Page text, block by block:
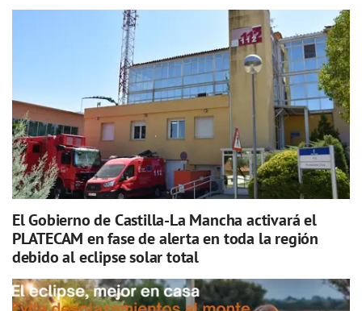
El Gobierno de Castilla-La Mancha activará el
PLATECAM en fase de alerta en toda la región
debido al eclipse solar total